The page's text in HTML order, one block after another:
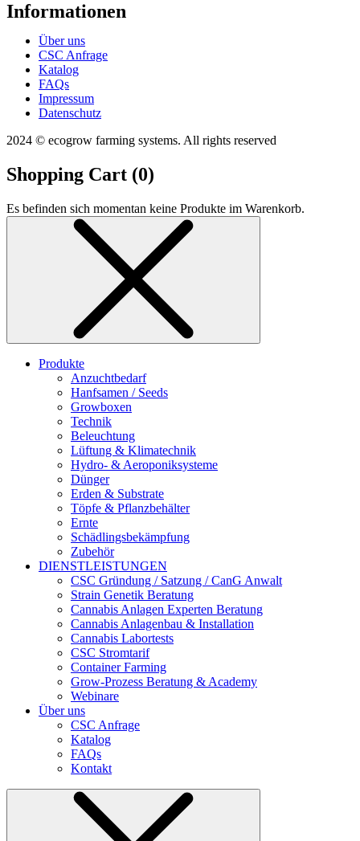
Informationen
Über uns
CSC Anfrage
Katalog
FAQs
Impressum
Datenschutz
2024 © ecogrow farming systems. All rights reserved
Shopping Cart (0)
Es befinden sich momentan keine Produkte im Warenkorb.
Produkte
Anzuchtbedarf
Hanfsamen / Seeds
Growboxen
Technik
Beleuchtung
Lüftung & Klimatechnik
Hydro- & Aeroponiksysteme
Dünger
Erden & Substrate
Töpfe & Pflanzbehälter
Ernte
Schädlingsbekämpfung
Zubehör
DIENSTLEISTUNGEN
CSC Gründung / Satzung / CanG Anwalt
Strain Genetik Beratung
Cannabis Anlagen Experten Beratung
Cannabis Anlagenbau & Installation
Cannabis Labortests
CSC Stromtarif
Container Farming
Grow-Prozess Beratung & Academy
Webinare
Über uns
CSC Anfrage
Katalog
FAQs
Kontakt